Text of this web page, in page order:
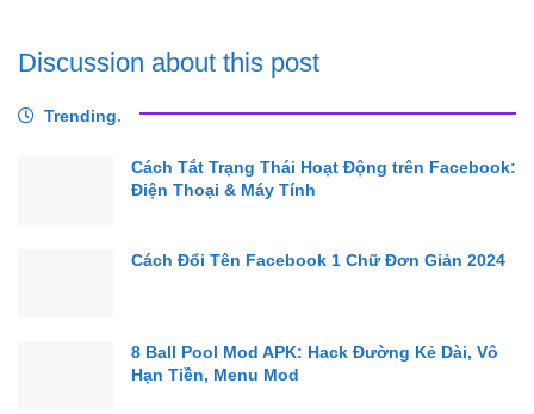
Discussion about this post
Trending.
Cách Tắt Trạng Thái Hoạt Động trên Facebook:
Điện Thoại & Máy Tính
Cách Đổi Tên Facebook 1 Chữ Đơn Giản 2024
8 Ball Pool Mod APK: Hack Đường Kẻ Dài, Vô
Hạn Tiền, Menu Mod